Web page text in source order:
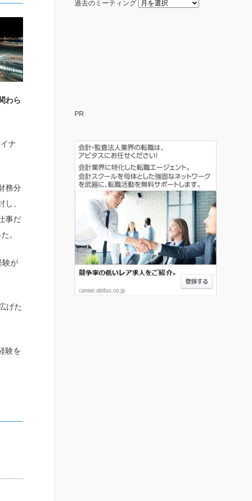
わら
ナ
務分
、
事だ
。
験が
げた
験を
過去のミーティング
PR